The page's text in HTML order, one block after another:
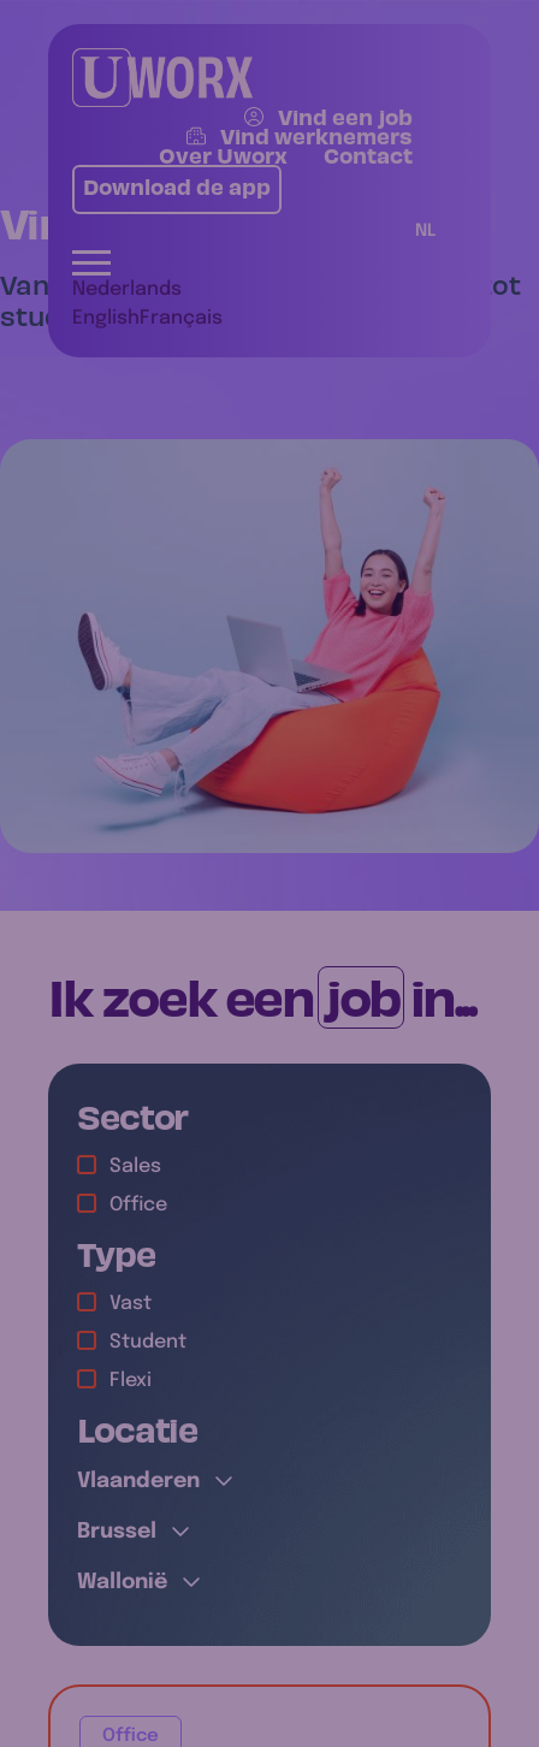
Vind een job
Vind werknemers
Over Uworx
Contact
Download de app
NL
Nederlands
English Français
Vind een job
Van vaste functies in sales & office tot
studenten- en flexijobs.
Ik zoek eenjobin...
Sales
Office
Sector
Vast
Student
Flexi
Type
Locatie
Vlaanderen
Vlaams-Brabant
West-Vlaanderen
Brussel
Brussel
Wallonië
Waals-Brabant
Luxemburg
Namen
Office